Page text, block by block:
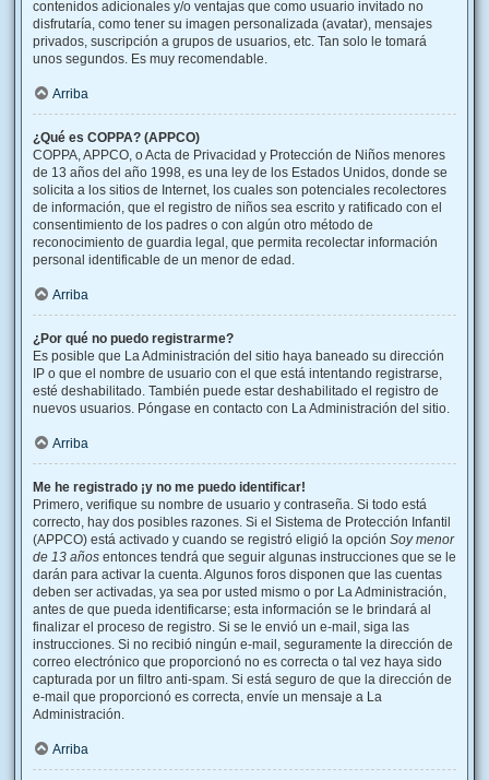
contenidos adicionales y/o ventajas que como usuario invitado no
disfrutaría, como tener su imagen personalizada (avatar), mensajes
privados, suscripción a grupos de usuarios, etc. Tan solo le tomará
unos segundos. Es muy recomendable.
Arriba
¿Qué es COPPA? (APPCO)
COPPA, APPCO, o Acta de Privacidad y Protección de Niños menores
de 13 años del año 1998, es una ley de los Estados Unidos, donde se
solicita a los sitios de Internet, los cuales son potenciales recolectores
de información, que el registro de niños sea escrito y ratificado con el
consentimiento de los padres o con algún otro método de
reconocimiento de guardia legal, que permita recolectar información
personal identificable de un menor de edad.
Arriba
¿Por qué no puedo registrarme?
Es posible que La Administración del sitio haya baneado su dirección
IP o que el nombre de usuario con el que está intentando registrarse,
esté deshabilitado. También puede estar deshabilitado el registro de
nuevos usuarios. Póngase en contacto con La Administración del sitio.
Arriba
Me he registrado ¡y no me puedo identificar!
Primero, verifique su nombre de usuario y contraseña. Si todo está
correcto, hay dos posibles razones. Si el Sistema de Protección Infantil
(APPCO) está activado y cuando se registró eligió la opción Soy menor
de 13 años entonces tendrá que seguir algunas instrucciones que se le
darán para activar la cuenta. Algunos foros disponen que las cuentas
deben ser activadas, ya sea por usted mismo o por La Administración,
antes de que pueda identificarse; esta información se le brindará al
finalizar el proceso de registro. Si se le envió un e-mail, siga las
instrucciones. Si no recibió ningún e-mail, seguramente la dirección de
correo electrónico que proporcionó no es correcta o tal vez haya sido
capturada por un filtro anti-spam. Si está seguro de que la dirección de
e-mail que proporcionó es correcta, envíe un mensaje a La
Administración.
Arriba